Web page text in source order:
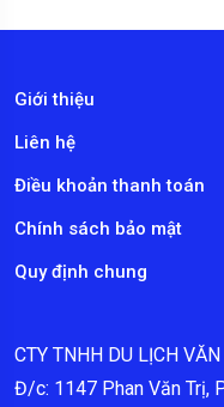
Giới thiệu
Liên hệ
Điều khoản thanh toán
Chính sách bảo mật
Quy định chung
CTY TNHH DU LỊCH
Đ/c: 1147 Phan Văn Trị,